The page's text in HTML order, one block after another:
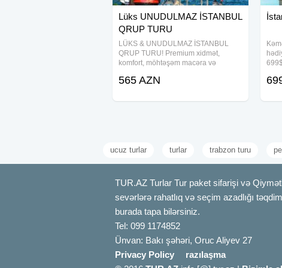
Qiymət 2 və ya 3 nəfərlik otaqda 1 nəfər
Lüks UNUDULMAZ İSTANBUL
QRUP TURU
LÜKS & UNUDULMAZ İSTANBUL
QRUP TURU! Premium xidmət,
komfort, möhtəşəm macəra və
dolu İstanbul sizi gözləyir! Bunlar
& QİYMƏTLƏR 10.10 - 14
565 AZN
ucuz turlar turlar trabzon turu
TUR.AZ Turlar Tur paket sifarişi və
sevərlərə rahatlıq və seçim azadlığı
burada tapa bilərsiniz.
Tel: 099 1174852
Ünvan: Bakı şəhəri, Oruc Aliyev 27
Privacy Policy
razılaşma